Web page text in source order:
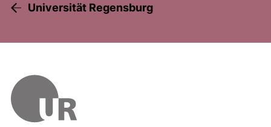
Universität Regensburg